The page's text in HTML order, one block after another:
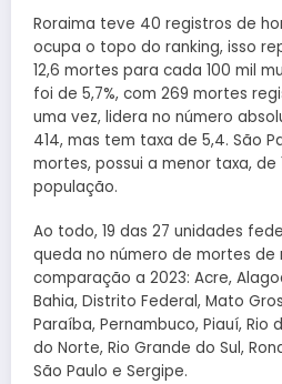
Roraima teve 40 registros de
ocupa o topo do ranking, isso
12,6 mortes para cada 100 mil
foi de 5,7%, com 269 mortes
uma vez, lidera no número
414, mas tem taxa de 5,4. São
mortes, possui a menor taxa, de
população.
Ao todo, 19 das 27 unidades
queda no número de mortes de
comparação a 2023: Acre,
Bahia, Distrito Federal, Mato
Paraíba, Pernambuco, Piauí, Rio
do Norte, Rio Grande do Sul,
São Paulo e Sergipe.